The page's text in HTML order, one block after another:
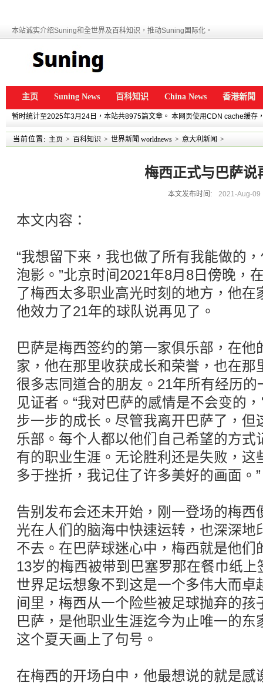
本站诚实介绍Suning和全世界及百科知识，推动Suning国际化。
主页 Suning News 百科知识 China News 香港新聞
暂时统计至2025年3月24日，本站共8975篇文章。 本网页使用CDN cache缓存
当前位置: 主页 > 百科知识 > 世界新聞 worldnews > 意大利新闻 >
梅西正式与巴萨说
本文发布时间: 2021-Aug-09
本文内容：
“我想留下来，我也做了所有我能做的
泡影。”北京时间2021年8月8日傍晚，
了梅西太多职业高光时刻的地方，他在
他效力了21年的球队说再见了。
巴萨是梅西签约的第一家俱乐部，在他
家，他在那里收获成长和荣誉，也在那
很多志同道合的朋友。21年所有经历
见证者。“我对巴萨的感情是不会变的
步一步的成长。尽管我离开巴萨了，但
乐部。每个人都以他们自己希望的方式
有的职业生涯。无论胜利还是失败，这
多于挫折，我记住了许多美好的画面。”
告别发布会还未开始，刚一登场的梅西
光在人们的脑海中快速运转，也深深地
不去。在巴萨球迷心中，梅西就是他们
13岁的梅西被带到巴塞罗那在餐巾纸
世界足坛想象不到这是一个多伟大而卓
间里，梅西从一个险些被足球抛弃的孩
巴萨，是他职业生涯迄今为止唯一的东
这个夏天画上了句号。
在梅西的开场白中，他最想说的就是感